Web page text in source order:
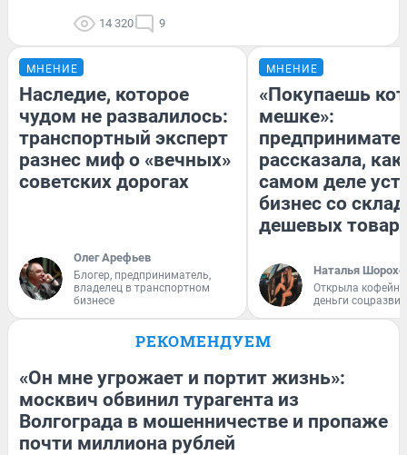
14 320 9
МНЕНИЕ
Наследие, которое
чудом не развалилось:
транспортный эксперт
разнес миф о «вечных»
советских дорогах
Олег Арефьев
Блогер, предприниматель,
владелец в транспортном
бизнесе
МНЕНИЕ
«Покупаешь
мешке»:
рассказала, как
самом деле
бизнес со
дешевых
Наталья
Открыла
деньги
РЕКОМЕНДУЕМ
«Он мне угрожает и портит жизнь»:
москвич обвинил турагента из
Волгограда в мошенничестве и пропаже
почти миллиона рублей